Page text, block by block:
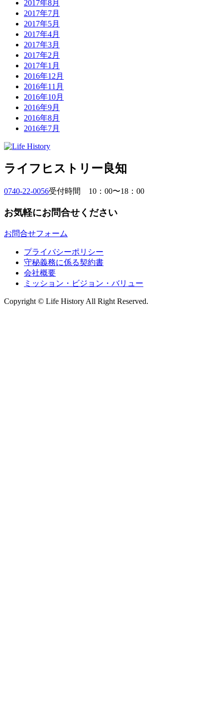
2017年8月
2017年7月
2017年5月
2017年4月
2017年3月
2017年2月
2017年1月
2016年12月
2016年11月
2016年10月
2016年9月
2016年8月
2016年7月
ライフヒストリー良知
0740-22-0056受付時間 10：00〜18：00
お気軽にお問合せください
お問合せフォーム
プライバシーポリシー
守秘義務に係る契約書
会社概要
ミッション・ビジョン・バリュー
Copyright © Life History All Right Reserved.